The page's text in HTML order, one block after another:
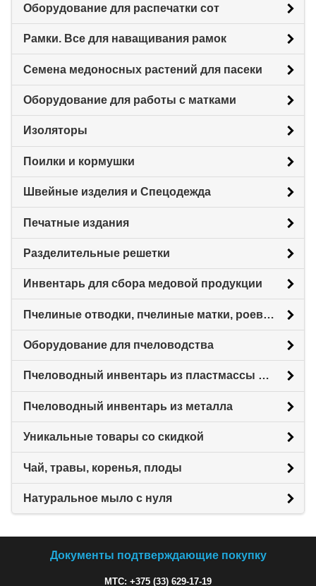
Оборудование для распечатки сот
Рамки. Все для наващивания рамок
Семена медоносных растений для пасеки
Оборудование для работы с матками
Изоляторы
Поилки и кормушки
Швейные изделия и Спецодежда
Печатные издания
Разделительные решетки
Инвентарь для сбора медовой продукции
Пчелиные отводки, пчелиные матки, роевни
Оборудование для пчеловодства
Пчеловодный инвентарь из пластмассы для пасеки
Пчеловодный инвентарь из металла
Уникальные товары со скидкой
Чай, травы, коренья, плоды
Натуральное мыло с нуля
Документы подтверждающие покупку
МТС: +375 (33) 629-17-19